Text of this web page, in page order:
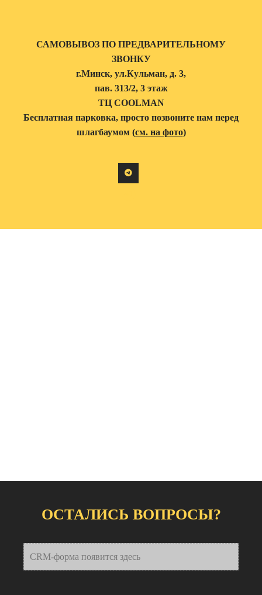
САМОВЫВОЗ ПО ПРЕДВАРИТЕЛЬНОМУ
ЗВОНКУ
г.Минск, ул.Кульман, д. 3,
пав. 313/2, 3 этаж
ТЦ COOLMAN
Бесплатная парковка, просто позвоните нам перед
шлагбаумом (см. на фото)
ОСТАЛИСЬ ВОПРОСЫ?
CRM-форма появится здесь